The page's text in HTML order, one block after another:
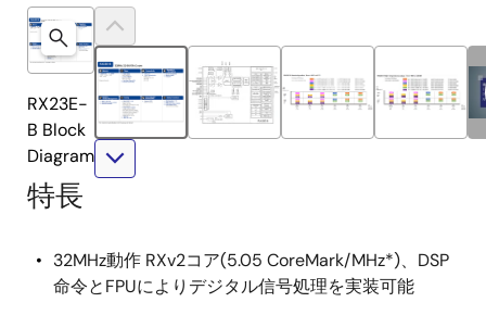
tree
menu
tree
menu
特長
32MHz動作 RXv2コア(5.05 CoreMark/MHz*)、DSP
命令とFPUによりデジタル信号処理を実装可能
RX23E-
B Block
Diagram
へ